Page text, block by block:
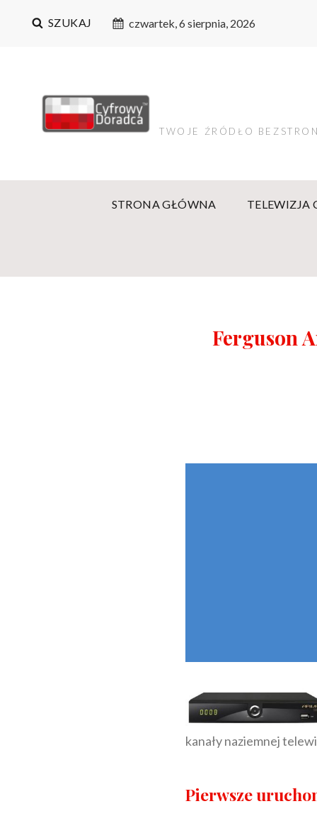
SZUKAJ czwartek, 6 sierpnia, 2026
TWOJE ŹRÓDŁO
STRONA GŁÓWNA TELEWIZJA
Ferguson
kanały naziemnej
Pierwsze